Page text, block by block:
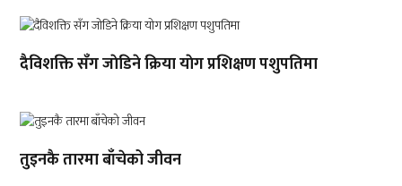
दैविशक्ति सँग जाेडिने क्रिया याेग प्रशिक्षण पशुपतिमा
तुइनकै तारमा बाँचेको जीवन